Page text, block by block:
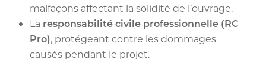
malfaçons affectant la solidité de l’ouvrage.
La responsabilité civile professionnelle (RC
Pro), protégeant contre les dommages
causés pendant le projet.